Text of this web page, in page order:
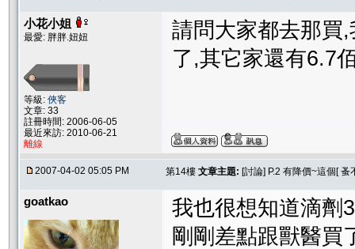
小花小姐
最愛: 胖胖.妞妞
等級: 俠客
文章: 33
註冊時間: 2006-06-05
最近來訪: 2010-06-21
離線
請問大家都去那買
了,其它家還有6.7
2007-04-02 05:05 PM 第14樓 文章主題: [討論] P.2 有降價~這個[
goatkao
我也很想知道滴劑
剛剛差點跟獸醫買